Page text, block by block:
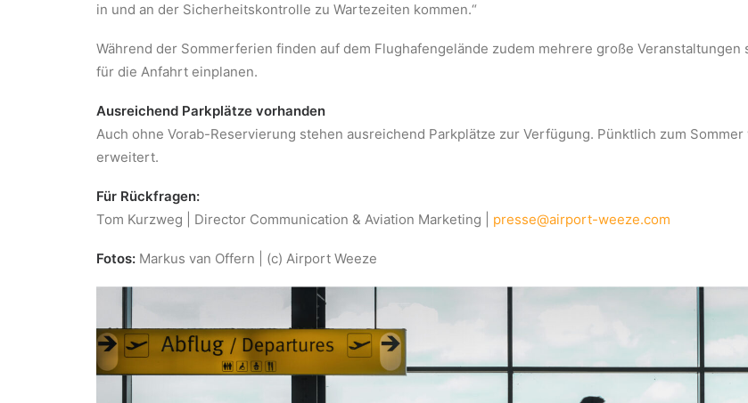
in und an der Sicherheitskontrolle zu Wartezeiten kommen.“
Während der Sommerferien finden auf dem Flughafengelände zudem mehrere große
für die Anfahrt einplanen.
Ausreichend Parkplätze vorhanden
Auch ohne Vorab-Reservierung stehen ausreichend Parkplätze zur Verfügung. Pünktlich zum
erweitert.
Für Rückfragen:
Tom Kurzweg | Director Communication & Aviation Marketing | presse@airport-weeze.com
Fotos: Markus van Offern | (c) Airport Weeze